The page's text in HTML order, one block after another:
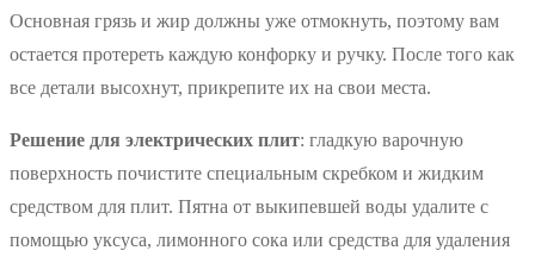
Основная грязь и жир должны уже отмокнуть, поэтому вам
остается протереть каждую конфорку и ручку. После того как
все детали высохнут, прикрепите их на свои места.
Решение для электрических плит: гладкую варочную
поверхность почистите специальным скребком и жидким
средством для плит. Пятна от выкипевшей воды удалите с
помощью уксуса, лимонного сока или средства для удаления